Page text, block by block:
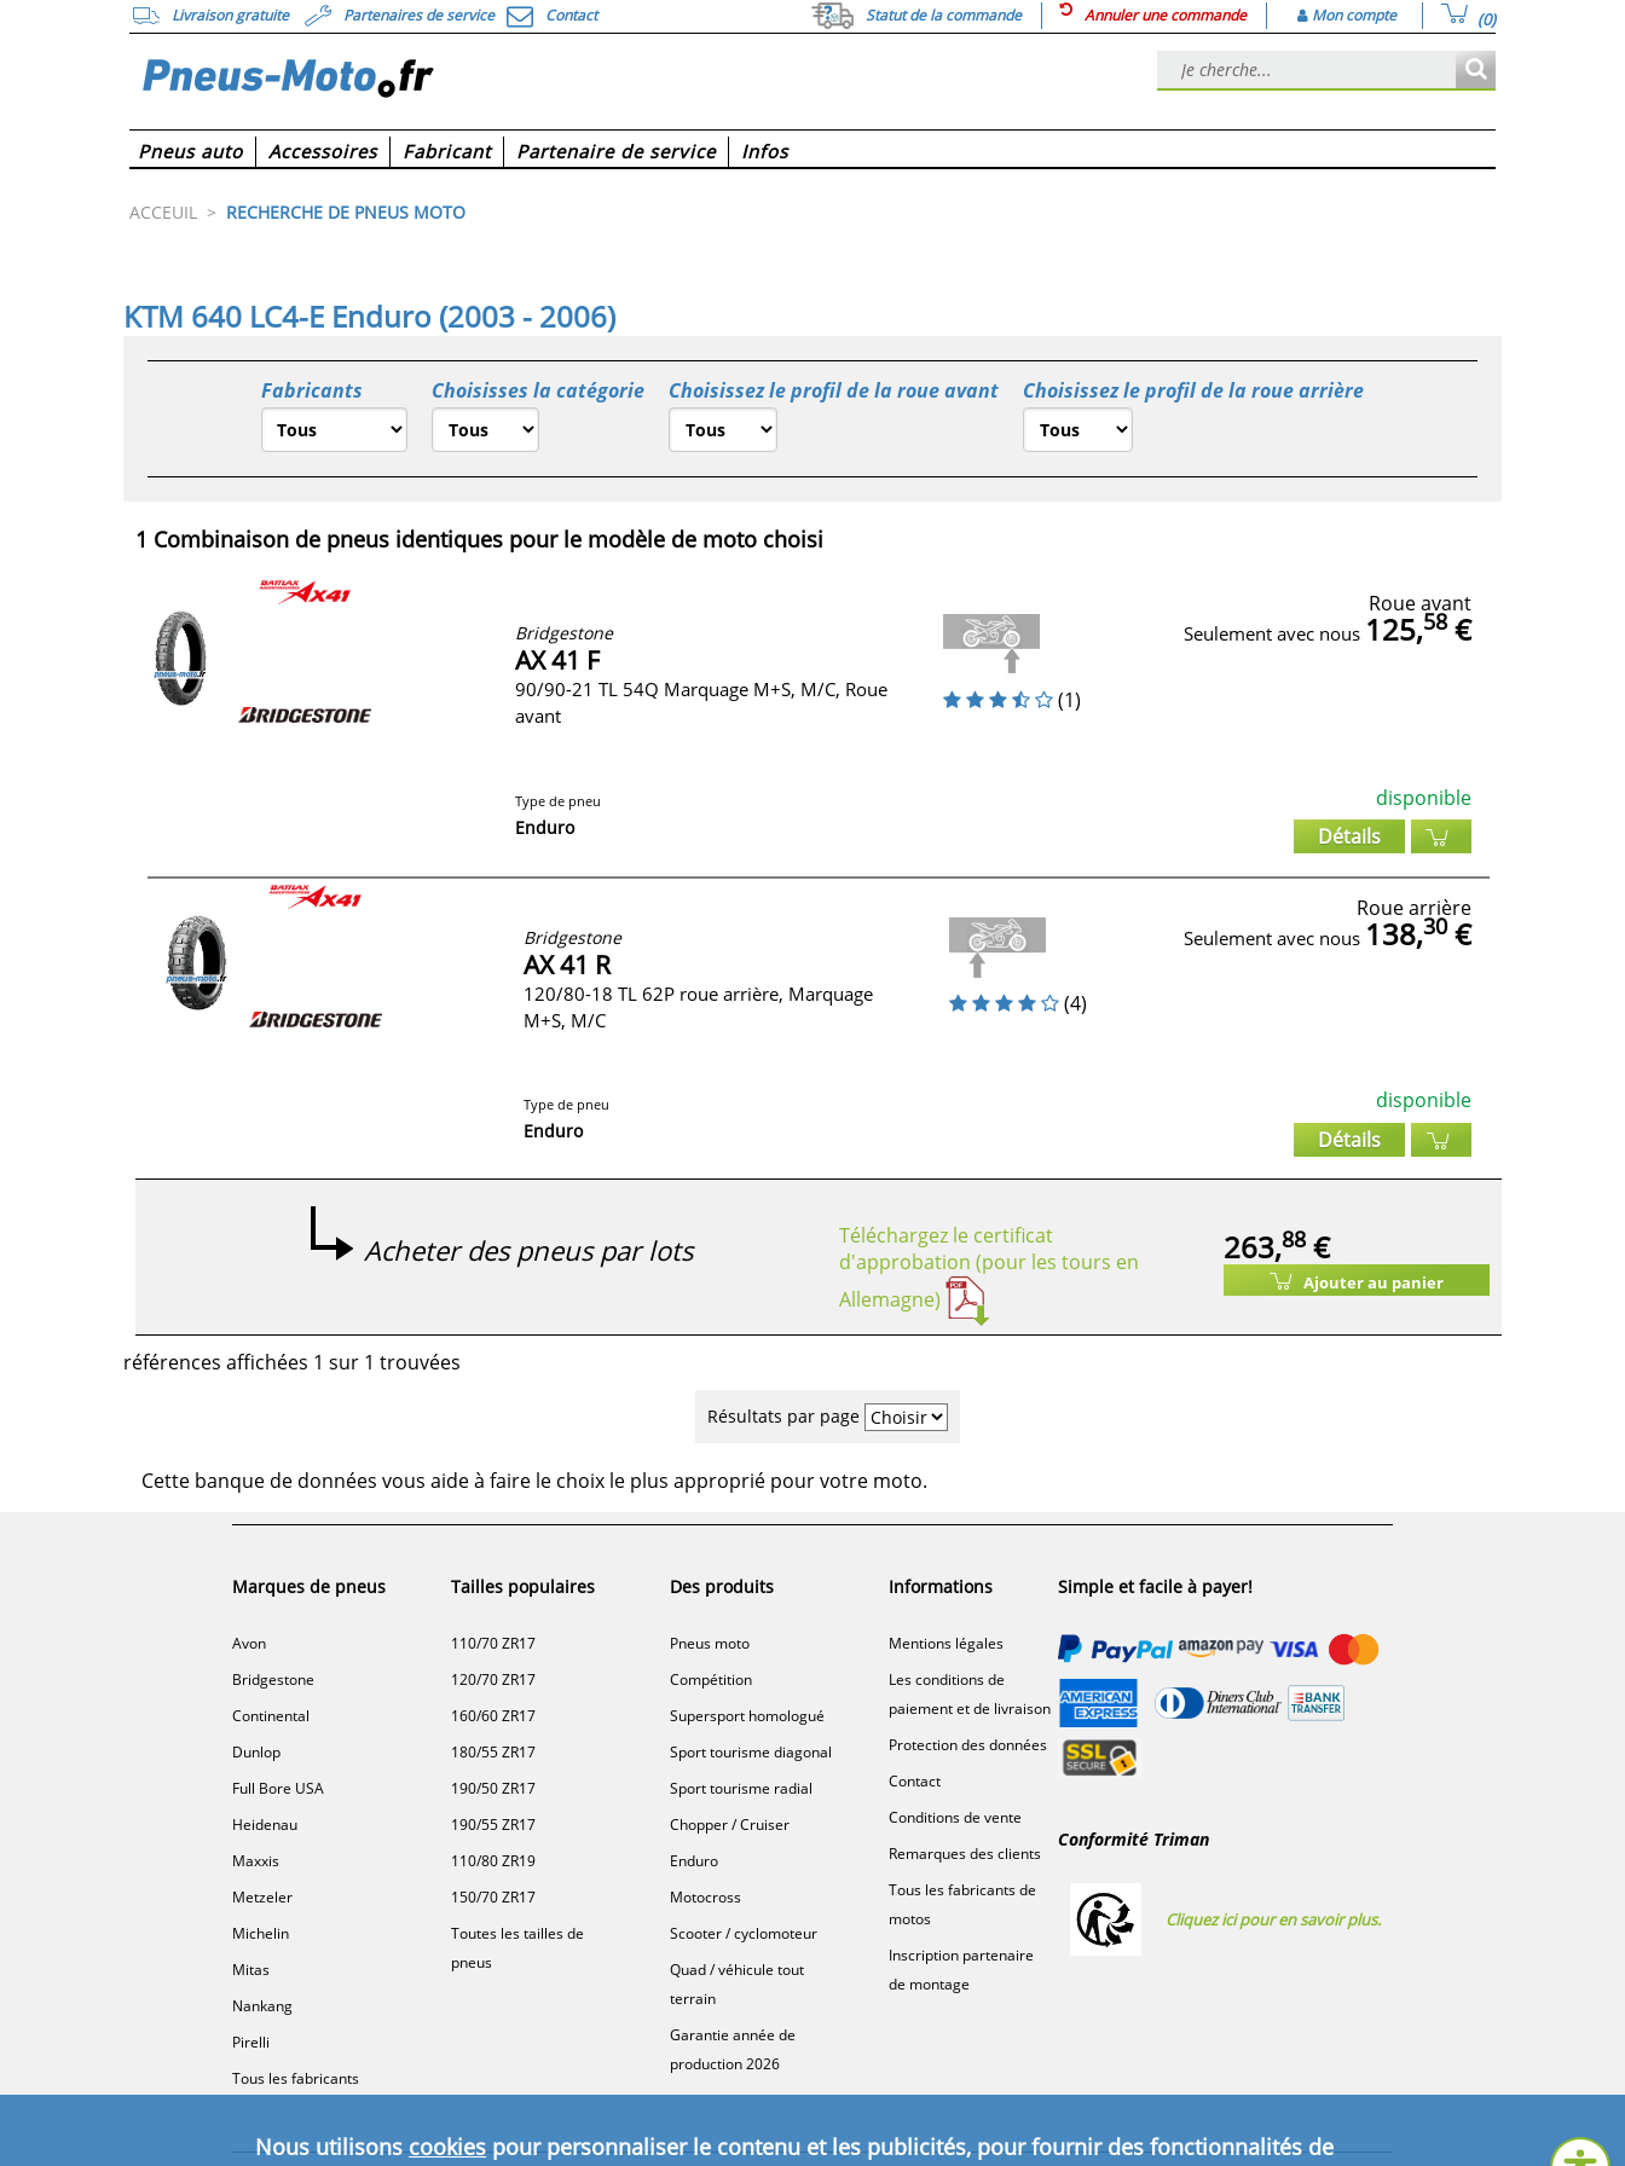
Livraison gratuite Partenaires de service Contact Statut de la commande Annuler une commande Mon compte (0)
Pneus auto Accessoires Fabricant Partenaire de service Infos
ACCEUIL > RECHERCHE DE PNEUS MOTO
KTM 640 LC4-E Enduro (2003 - 2006)
Fabricants Choisisses la catégorie Choisissez le profil de la roue avant Choisissez le profil de la roue arrière
1 Combinaison de pneus identiques pour le modèle de moto choisi
Bridgestone
AX 41 F
90/90-21 TL 54Q Marquage M+S, M/C, Roue
avant
Type de pneu
Enduro
(1)
Roue avant
Seulement avec nous 125,58€
disponible
Détails
Bridgestone
AX 41 R
120/80-18 TL 62P roue arrière, Marquage
M+S, M/C
Type de pneu
Enduro
(4)
Roue arrière
Seulement avec nous 138,30€
disponible
Détails
Acheter des pneus par lots
Téléchargez le certificat
d'approbation (pour les tours en
Allemagne)
263,88 €
Ajouter au panier
références affichées 1 sur 1 trouvées
Résultats par page
Cette banque de données vous aide à faire le choix le plus approprié pour votre moto.
Marques de pneus
Avon
Bridgestone
Continental
Dunlop
Full Bore USA
Heidenau
Maxxis
Metzeler
Michelin
Mitas
Nankang
Pirelli
Tous les fabricants
Tailles populaires
110/70 ZR17
120/70 ZR17
160/60 ZR17
180/55 ZR17
190/50 ZR17
190/55 ZR17
110/80 ZR19
150/70 ZR17
Toutes les tailles de
pneus
Des produits
Pneus moto
Compétition
Supersport homologué
Sport tourisme diagonal
Sport tourisme radial
Chopper / Cruiser
Enduro
Motocross
Scooter / cyclomoteur
Quad / véhicule tout
terrain
Garantie année de
production 2026
Informations
Mentions légales
Les conditions de
paiement et de livraison
Protection des données
Contact
Conditions de vente
Remarques des clients
Tous les fabricants de
motos
Inscription partenaire
de montage
Simple et facile à payer!
Conformité Triman
Cliquez ici pour en savoir plus.
Nous utilisonscookiespour personnaliser le contenu et les publicités, pour fournir des fonctionnalités de